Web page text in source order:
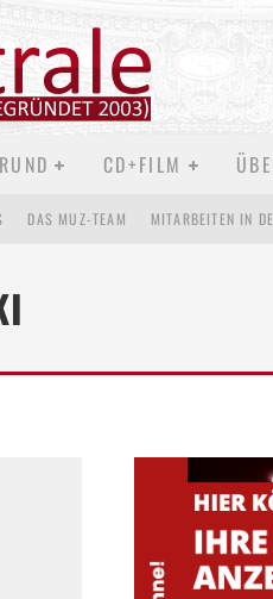
CD+FILM
DAS MUZ-TEAM MITARBEITEN IN